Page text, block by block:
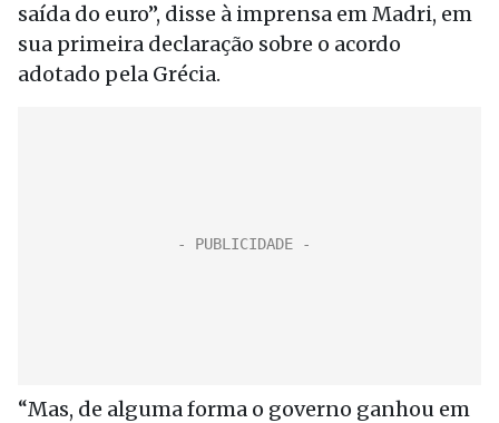
saída do euro”, disse à imprensa em Madri, em
sua primeira declaração sobre o acordo
adotado pela Grécia.
“Mas, de alguma forma o governo ganhou em